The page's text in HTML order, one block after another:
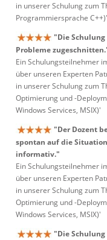
in unserer Schulung zum
Programmiersprache C++)'
"Die
Probleme
Ein Schulungsteilnehmer
über unseren Experten
in unserer Schulung zum
Optimierung und -
Windows Services, MSIX)'
"Der Dozent
spontan auf die
informativ."
Ein Schulungsteilnehmer
über unseren Experten
in unserer Schulung zum
Optimierung und -
Windows Services, MSIX)'
"Die